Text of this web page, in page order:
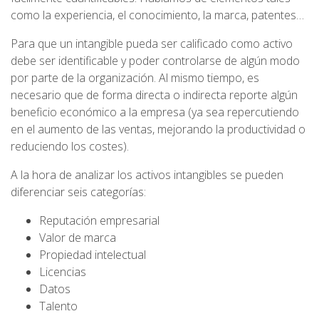
como la experiencia, el conocimiento, la marca, patentes…
Para que un intangible pueda ser calificado como activo
debe ser identificable y poder controlarse de algún modo
por parte de la organización. Al mismo tiempo, es
necesario que de forma directa o indirecta reporte algún
beneficio económico a la empresa (ya sea repercutiendo
en el aumento de las ventas, mejorando la productividad o
reduciendo los costes).
A la hora de analizar los activos intangibles se pueden
diferenciar seis categorías:
Reputación empresarial
Valor de marca
Propiedad intelectual
Licencias
Datos
Talento